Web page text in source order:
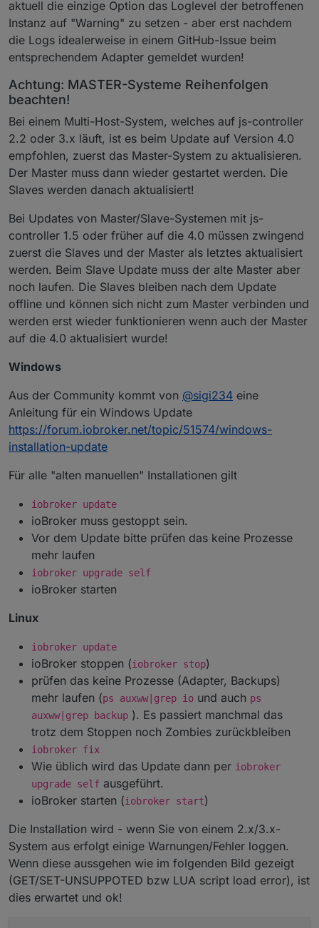
aktuell die einzige Option das Loglevel der betroffenen
Instanz auf "Warning" zu setzen - aber erst nachdem
die Logs idealerweise in einem GitHub-Issue beim
entsprechendem Adapter gemeldet wurden!
Achtung: MASTER-Systeme Reihenfolgen
beachten!
Bei einem Multi-Host-System, welches auf js-controller
2.2 oder 3.x läuft, ist es beim Update auf Version 4.0
empfohlen, zuerst das Master-System zu aktualisieren.
Der Master muss dann wieder gestartet werden. Die
Slaves werden danach aktualisiert!
Bei Updates von Master/Slave-Systemen mit js-
controller 1.5 oder früher auf die 4.0 müssen zwingend
zuerst die Slaves und der Master als letztes aktualisiert
werden. Beim Slave Update muss der alte Master aber
noch laufen. Die Slaves bleiben nach dem Update
offline und können sich nicht zum Master verbinden und
werden erst wieder funktionieren wenn auch der Master
auf die 4.0 aktualisiert wurde!
Windows
Aus der Community kommt von @sigi234 eine
Anleitung für ein Windows Update
https://forum.iobroker.net/topic/51574/windows-
installation-update
Für alle "alten manuellen" Installationen gilt
iobroker update
ioBroker muss gestoppt sein.
Vor dem Update bitte prüfen das keine Prozesse
mehr laufen
iobroker upgrade self
ioBroker starten
Linux
iobroker update
ioBroker stoppen (iobroker stop)
prüfen das keine Prozesse (Adapter, Backups)
mehr laufen (ps auxww|grep io und auch ps
auxww|grep backup ). Es passiert manchmal das
trotz dem Stoppen noch Zombies zurückbleiben
iobroker fix
Wie üblich wird das Update dann per iobroker
upgrade self ausgeführt.
ioBroker starten (iobroker start)
Die Installation wird - wenn Sie von einem 2.x/3.x-
System aus erfolgt einige Warnungen/Fehler loggen.
Wenn diese aussgehen wie im folgenden Bild gezeigt
(GET/SET-UNSUPPOTED bzw LUA script load error), ist
dies erwartet und ok!